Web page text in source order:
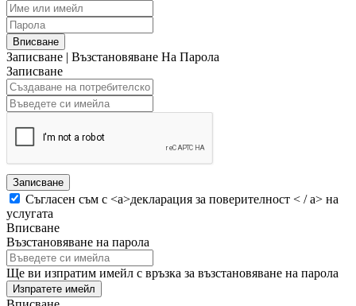
Вписване
Записване | Възстановяване На Парола
Записване
Записване
Съгласен съм с <а>декларация за поверителност < / а> на
услугата
Вписване
Възстановяване на парола
Ще ви изпратим имейл с връзка за възстановяване на парола
Изпратете имейл